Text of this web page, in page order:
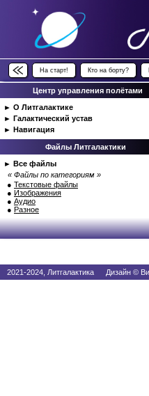
На старт! Кто на борту?
Центр управления полётами
► О Литгалактике
► Галактический устав
► Навигация
Файлы Литгалактики
► Все файлы
« Файлы по категориям »
● Текстовые файлы
● Изображения
● Аудио
● Разное
2021-2024, Литгалактика Дизайн ©